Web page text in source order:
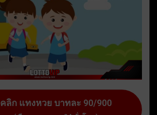
คลิก แทงหวย บาทละ 90/900